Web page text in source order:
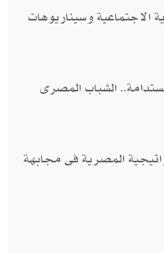
الاجتماعية وسيناريوهات
الشباب المصرى
المصرية فى مجابهة